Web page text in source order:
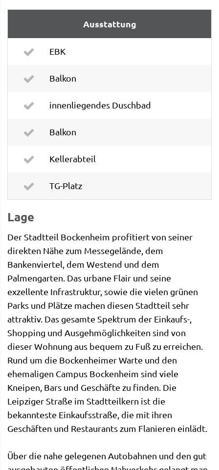
Ausstattung
EBK
Balkon
innenliegendes Duschbad
Balkon
Kellerabteil
TG-Platz
Lage
Der Stadtteil Bockenheim profitiert von seiner
direkten Nähe zum Messegelände, dem
Bankenviertel, dem Westend und dem
Palmengarten. Das urbane Flair und seine
exzellente Infrastruktur, sowie die vielen grünen
Parks und Plätze machen diesen Stadtteil sehr
attraktiv. Das gesamte Spektrum der Einkaufs-,
Shopping und Ausgehmöglichkeiten sind von
dieser Wohnung aus bequem zu Fuß zu erreichen.
Rund um die Bockenheimer Warte und den
ehemaligen Campus Bockenheim sind viele
Kneipen, Bars und Geschäfte zu finden. Die
Leipziger Straße im Stadtteilkern ist die
bekannteste Einkaufsstraße, die mit ihren
Geschäften und Restaurants zum Flanieren einlädt.
Über die nahe gelegenen Autobahnen und den gut